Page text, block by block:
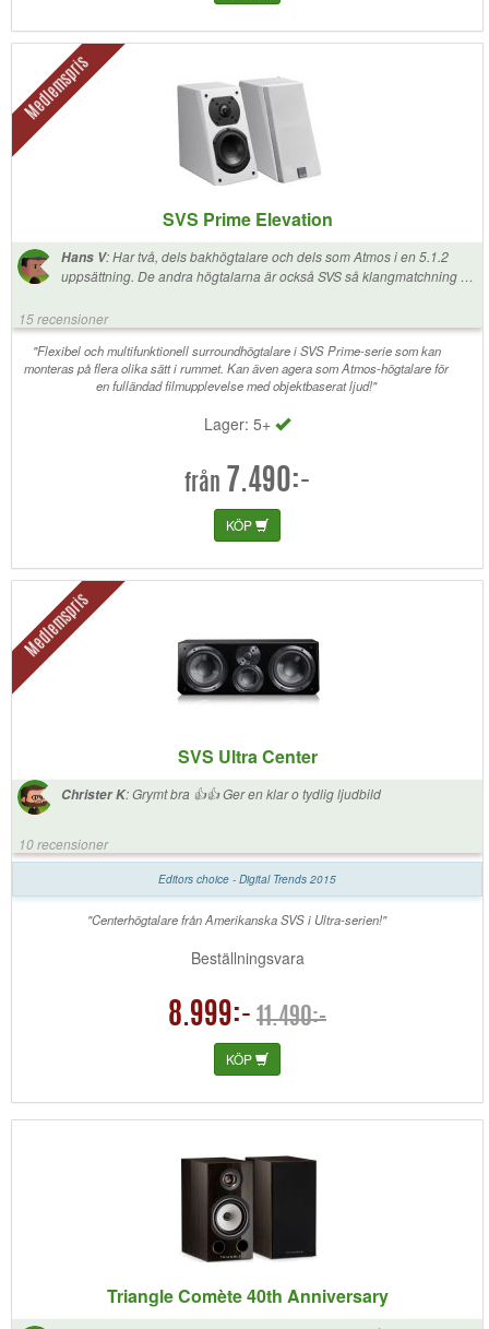
Medlemspris
SVS Prime Elevation
Hans V:Har två, dels bakhögtalare och dels som Atmos i en 5.1.2
uppsättning. De andra högtalarna är också SVS så klangmatchning är
sätta upp.
15 recensioner
"Flexibel och multifunktionell surroundhögtalare i SVS Prime-serie som kan
monteras på flera olika sätt i rummet. Kan även agera som Atmos-högtalare för
en fulländad filmupplevelse med objektbaserat ljud!"
Lager: 5+
från 7.490:-
KÖP
Medlemspris
SVS Ultra Center
Christer K:Grymt bra 👍👍 Ger en klar o tydlig ljudbild
10 recensioner
Editors choice - Digital Trends 2015
"Centerhögtalare från Amerikanska SVS i Ultra-serien!"
Beställningsvara
8.999:- 11.490:-
KÖP
Triangle Comète 40th Anniversary